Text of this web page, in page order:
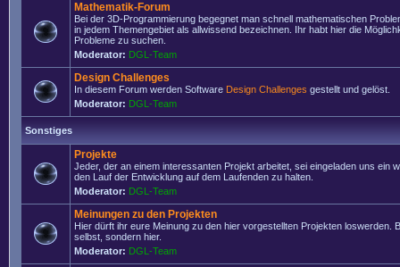
Mathematik-Forum
Bei der 3D-Programmierung begegnet man schnell mathematischen
in jedem Themengebiet als allwissend bezeichnen. Ihr habt hier die
Probleme zu suchen.
Moderator: DGL-Team
Design Challenges
In diesem Forum werden Software Design Challenges gestellt und gelöst.
Moderator: DGL-Team
Sonstiges
Projekte
Jeder, der an einem interessanten Projekt arbeitet, sei eingeladen uns ein
den Lauf der Entwicklung auf dem Laufenden zu halten.
Moderator: DGL-Team
Meinungen zu den Projekten
Hier dürft ihr eure Meinung zu den hier vorgestellten Projekten loswerden.
selbst, sondern hier.
Moderator: DGL-Team